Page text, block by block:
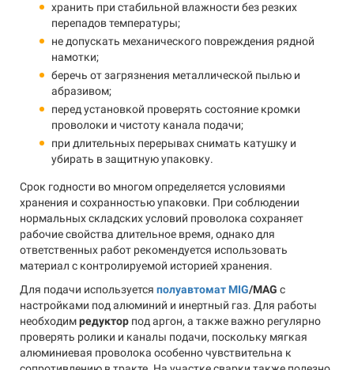
хранить при стабильной влажности без резких
перепадов температуры;
не допускать механического повреждения рядной
намотки;
беречь от загрязнения металлической пылью и
абразивом;
перед установкой проверять состояние кромки
проволоки и чистоту канала подачи;
при длительных перерывах снимать катушку и
убирать в защитную упаковку.
Срок годности во многом определяется условиями
хранения и сохранностью упаковки. При соблюдении
нормальных складских условий проволока сохраняет
рабочие свойства длительное время, однако для
ответственных работ рекомендуется использовать
материал с контролируемой историей хранения.
Для подачи используется полуавтомат MIG/MAG с
настройками под алюминий и инертный газ. Для работы
необходимредуктор под аргон, а также важно регулярно
проверять ролики и каналы подачи, поскольку мягкая
алюминиевая проволока особенно чувствительна к